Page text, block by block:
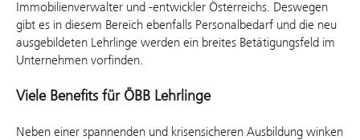
Immobilienverwalter und -entwickler Österreichs. Deswegen
gibt es in diesem Bereich ebenfalls Personalbedarf und die neu
ausgebildeten Lehrlinge werden ein breites Betätigungsfeld im
Unternehmen vorfinden.
Viele Benefits für ÖBB Lehrlinge
Neben einer spannenden und krisensicheren Ausbildung winken